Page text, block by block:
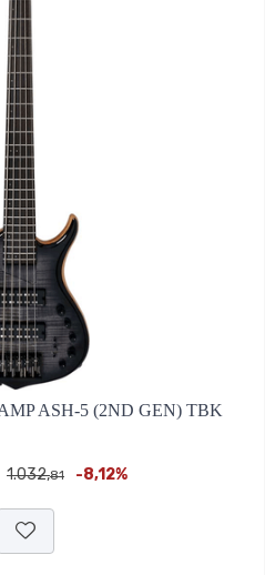
ASH-5 (2ND GEN) TBK
1.032,81 -8,12%